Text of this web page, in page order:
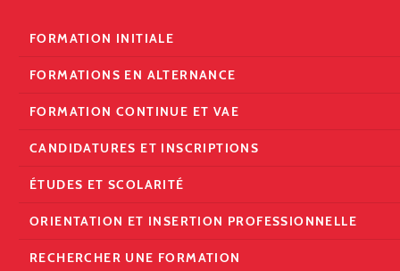
FORMATION INITIALE
FORMATIONS EN ALTERNANCE
FORMATION CONTINUE ET VAE
CANDIDATURES ET INSCRIPTIONS
ÉTUDES ET SCOLARITÉ
ORIENTATION ET INSERTION PROFESSIONNELLE
RECHERCHER UNE FORMATION